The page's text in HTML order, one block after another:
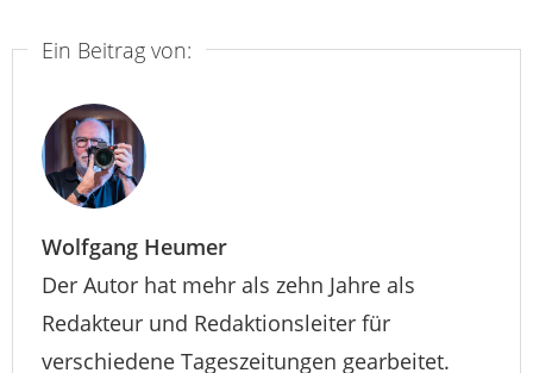
Ein Beitrag von:
Wolfgang Heumer
Der Autor hat mehr als zehn Jahre als
Redakteur und Redaktionsleiter für
verschiedene Tageszeitungen gearbeitet.